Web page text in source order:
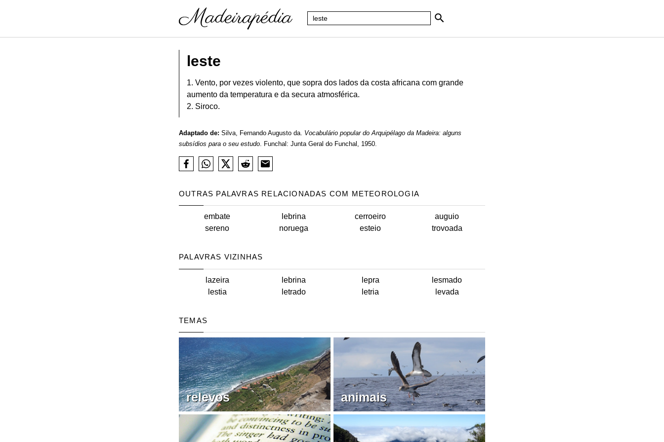
leste
1. Vento, por vezes violento, que sopra dos lados da costa africana com grande
aumento da temperatura e da secura atmosférica.
2. Siroco.
Adaptado de: Silva, Fernando Augusto da. Vocabulário popular do Arquipélago da Madeira: alguns
subsídios para o seu estudo. Funchal: Junta Geral do Funchal, 1950.
OUTRAS PALAVRAS RELACIONADAS COM METEOROLOGIA
embate lebrina cerroeiro
auguio
sereno
noruega esteio trovoada
PALAVRAS VIZINHAS
lazeira lebrina lepra
lesmado
lestia
letrado letria levada
TEMAS
relevos animais